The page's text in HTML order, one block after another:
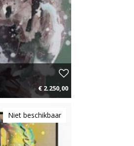
€ 2.250,00
Niet beschikbaar